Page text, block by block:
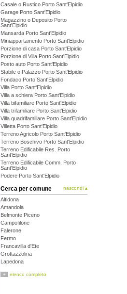
Casale o Rustico Porto Sant'Elpidio
Garage Porto Sant'Elpidio
Magazzino o Deposito Porto
Sant'Elpidio
Mansarda Porto Sant'Elpidio
Miniappartamento Porto Sant'Elpidio
Porzione di casa Porto Sant'Elpidio
Porzione di Villa Porto Sant'Elpidio
Posto auto Porto Sant'Elpidio
Stabile o Palazzo Porto Sant'Elpidio
Fondaco Porto Sant'Elpidio
Villa Porto Sant'Elpidio
Villa a schiera Porto Sant'Elpidio
Villa bifamiliare Porto Sant'Elpidio
Villa trifamiliare Porto Sant'Elpidio
Villa quadrifamiliare Porto Sant'Elpidio
Villetta Porto Sant'Elpidio
Terreno Agricolo Porto Sant'Elpidio
Terreno Boschivo Porto Sant'Elpidio
Terreno Edificabile Res. Porto
Sant'Elpidio
Terreno Edificabile Comm. Porto
Sant'Elpidio
Podere Porto Sant'Elpidio
Cerca per comune nascondi ▴
Altidona
Amandola
Belmonte Piceno
Campofilone
Falerone
Fermo
Francavilla d'Ete
Grottazzolina
Lapedona
Massa Fermana
+ elenco completo